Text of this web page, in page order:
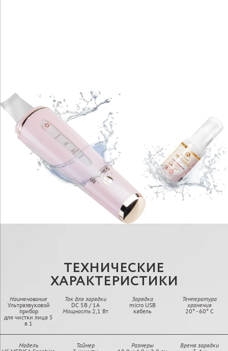
ТЕХНИЧЕСКИЕ
ХАРАКТЕРИСТИКИ
Наименование
Ультразвуковой
прибор
для чистки лица 5
в 1
Ток для зарядки
DC 5В / 1А
Мощность 2,1 Вт
Зарядка
micro USB
кабель
Температура
хранения
20° - 60° C
Модель
Таймер
Размеры
Время зарядки